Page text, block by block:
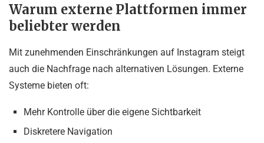
Warum externe Plattformen immer
beliebter werden
Mit zunehmenden Einschränkungen auf Instagram steigt
auch die Nachfrage nach alternativen Lösungen. Externe
Systeme bieten oft:
Mehr Kontrolle über die eigene Sichtbarkeit
Diskretere Navigation